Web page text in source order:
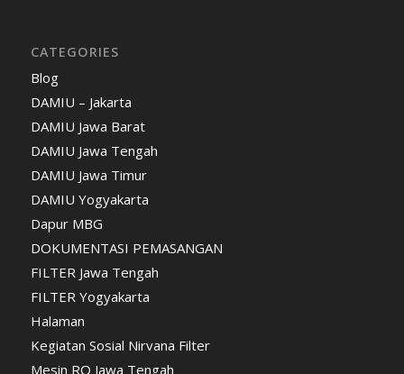
CATEGORIES
Blog
DAMIU – Jakarta
DAMIU Jawa Barat
DAMIU Jawa Tengah
DAMIU Jawa Timur
DAMIU Yogyakarta
Dapur MBG
DOKUMENTASI PEMASANGAN
FILTER Jawa Tengah
FILTER Yogyakarta
Halaman
Kegiatan Sosial Nirvana Filter
Mesin RO Jawa Tengah